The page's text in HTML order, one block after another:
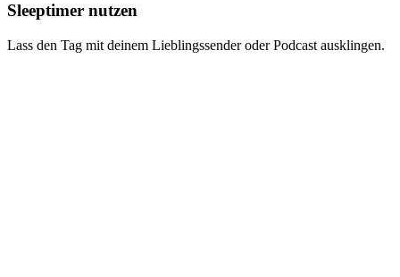
Sleeptimer nutzen
Lass den Tag mit deinem Lieblingssender oder Podcast ausklingen.